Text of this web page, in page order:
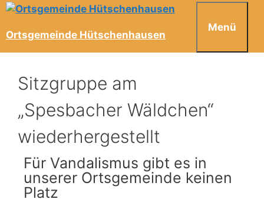
Ortsgemeinde Hütschenhausen
Menü
Sitzgruppe am
„Spesbacher Wäldchen“
wiederhergestellt
Für Vandalismus gibt es in
unserer Ortsgemeinde keinen
Platz